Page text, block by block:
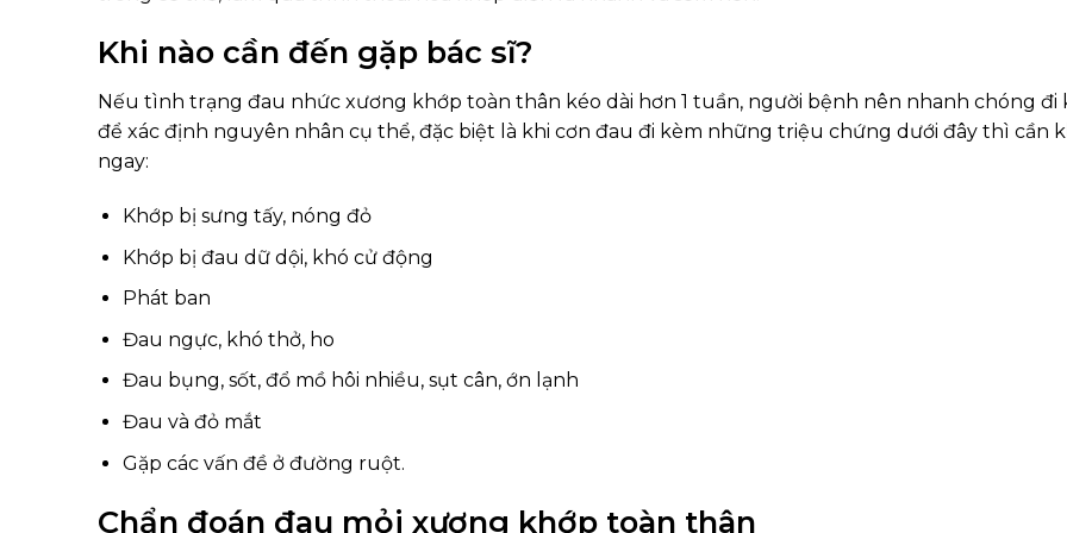
Khi nào cần đến gặp bác sĩ?
Nếu tình trạng đau nhức xương khớp toàn thân kéo dài hơn 1 tuần, người bệnh nên nhanh chóng đi
để xác định nguyên nhân cụ thể, đặc biệt là khi cơn đau đi kèm những triệu chứng dưới đây thì cần
ngay:
Khớp bị sưng tấy, nóng đỏ
Khớp bị đau dữ dội, khó cử động
Phát ban
Đau ngực, khó thở, ho
Đau bụng, sốt, đổ mồ hôi nhiều, sụt cân, ớn lạnh
Đau và đỏ mắt
Gặp các vấn đề ở đường ruột.
Chẩn đoán đau mỏi xương khớp toàn thân